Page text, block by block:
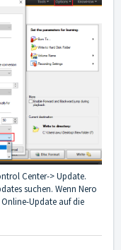
Center-> Update.
suchen. Wenn Nero
Update auf die